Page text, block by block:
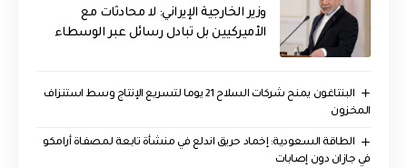
‏وزير الخارجية الإيراني: لا محادثات مع
الأميركيين بل تبادل رسائل عبر الوسطاء
البنتاغون يمنح شركات السلاح 21 يوما لتسريع الإنتاج وسط استنزاف
المخزون
‏الطاقة السعودية: إخماد حريق اندلع في منشأة تابعة لمصفاة أرامكو
في جازان دون إصابات